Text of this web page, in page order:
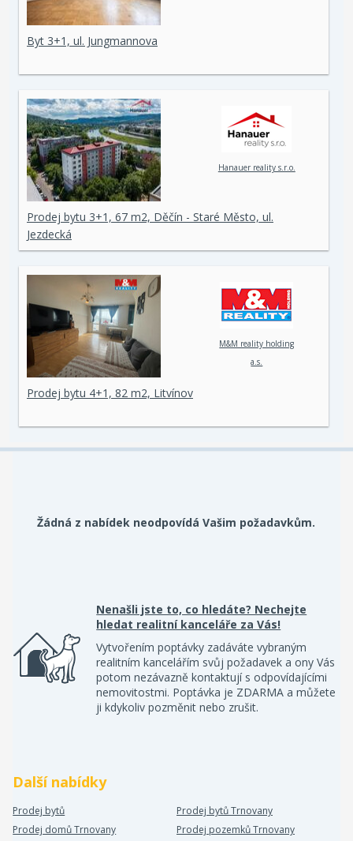
Byt 3+1, ul. Jungmannova
Hanauer reality s.r.o.
Prodej bytu 3+1, 67 m2, Děčín - Staré Město, ul.
Jezdecká
M&M reality holding
a.s.
Prodej bytu 4+1, 82 m2, Litvínov
Žádná z nabídek neodpovídá Vašim požadavkům.
Nenašli jste to, co hledáte? Nechejte
hledat realitní kanceláře za Vás!
Vytvořením poptávky zadáváte vybraným
realitním kancelářím svůj požadavek a ony Vás
potom nezávazně kontaktují s odpovídajícími
nemovitostmi. Poptávka je ZDARMA a můžete
ji kdykoliv pozměnit nebo zrušit.
Další nabídky
Prodej bytů
Prodej bytů Trnovany
Prodej domů Trnovany
Prodej pozemků Trnovany